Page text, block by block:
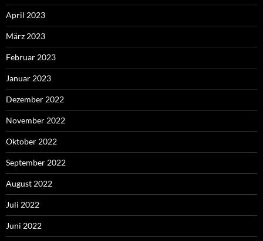
April 2023
März 2023
Februar 2023
Januar 2023
Dezember 2022
November 2022
Oktober 2022
September 2022
August 2022
Juli 2022
Juni 2022